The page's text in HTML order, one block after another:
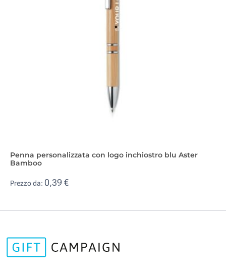
Penna personalizzata con logo inchiostro blu Aster
Bamboo
Prezzo da: 0,39 €